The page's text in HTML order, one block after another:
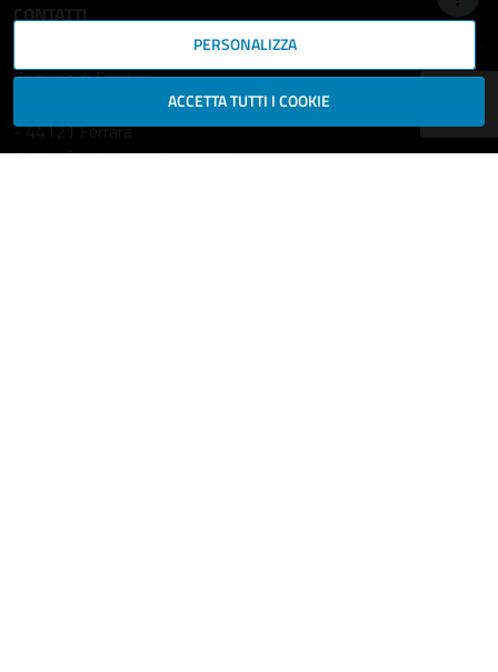
CONTATTI
Comune di Ferrara
Piazza del Municipio, 2
- 44121 Ferrara
Codice fiscale: 00297110389
PERSONALIZZA
ACCETTA TUTTI I COOKIE
Hai